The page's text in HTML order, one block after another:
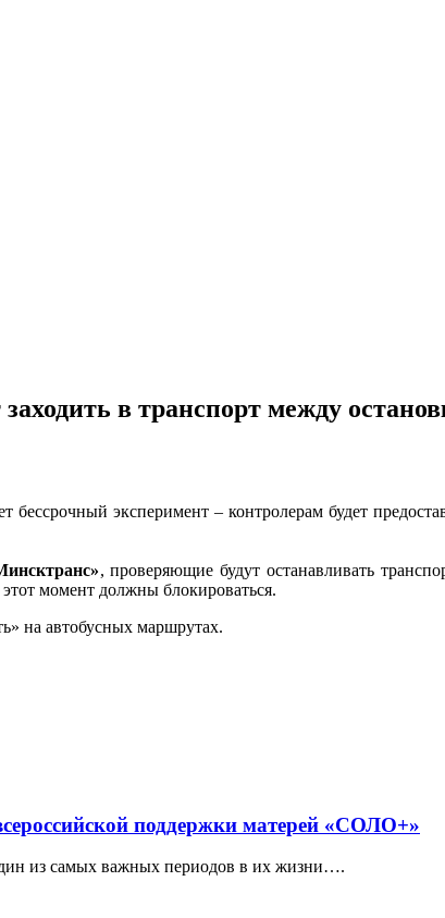
в транспорт между
бессрочный эксперимент – контролерам будет
, проверяющие будут останавливать
момент должны блокироваться.
на автобусных маршрутах.
поддержки матерей «СОЛО+»
из самых важных периодов в их жизни….